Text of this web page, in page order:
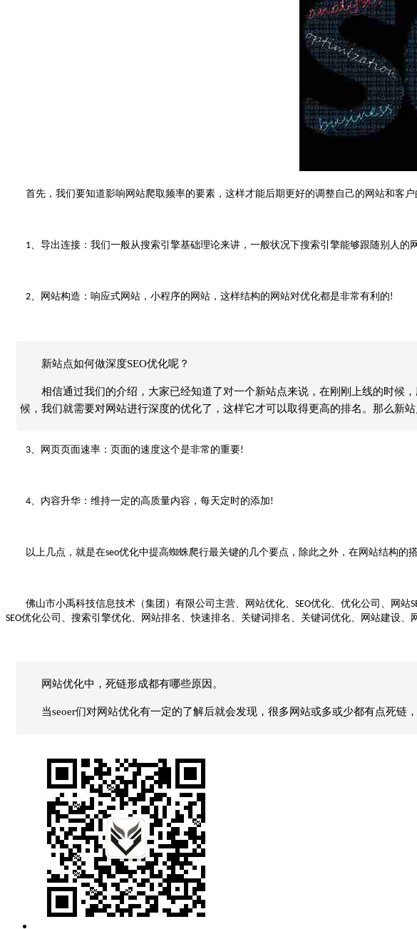
首先，我们要知道影响网站爬取频率的要素，这样才能后期更好的调整自己的网站和客户
1 、导出连接：我们一般从搜索引擎基础理论来讲，一般状况下搜索引擎能够跟随别人的
2 、网站构造：响应式网站，小程序的网站，这样结构的网站对优化都是非常有利的!
新站点如何做深度SEO优化呢？
相信通过我们的介绍，大家已经知道了对一个新站点来说，在刚刚上线的时候
候，我们就需要对网站进行深度的优化了，这样它才可以取得更高的排名。那么新站
3 、网页页面速率：页面的速度这个是非常的重要!
4 、内容升华：维持一定的高质量内容，每天定时的添加!
以上几点，就是在seo优化中提高蜘蛛爬行最关键的几个要点，除此之外，在网站结构的
佛山市小禹科技信息技术（集团）有限公司主营、网站优化、 SEO优化、优化公司、网站
SEO优化公司、搜索引擎优化、网站排名、快速排名、关键词排名、关键词优化、网站建设
网站优化中，死链形成都有哪些原因。
当seoer们对网站优化有一定的了解后就会发现，很多网站或多或少都有点死